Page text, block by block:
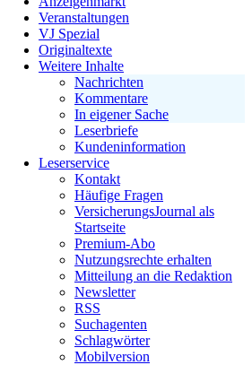
Veranstaltungen
VJ Spezial
Originaltexte
Weitere Inhalte
Nachrichten
Kommentare
In eigener Sache
Leserbriefe
Kundeninformation
Leserservice
Kontakt
Häufige Fragen
VersicherungsJournal als
Startseite
Premium-Abo
Nutzungsrechte erhalten
Mitteilung an die Redaktion
Newsletter
RSS
Suchagenten
Schlagwörter
Mobilversion